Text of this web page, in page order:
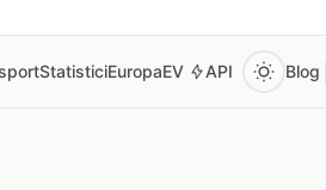
StatisticiEuropaEV API Blog